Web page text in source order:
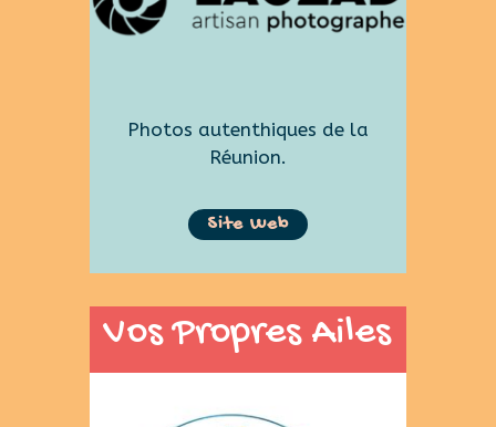
Photos autenthiques de la
Réunion.
Site Web
Vos Propres Ailes